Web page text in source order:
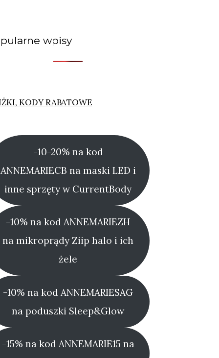
wpisy
KODY RABATOWE
-10-20% na kod
ANNEMARIECB na maski LED i
inne sprzęty w CurrentBody
-10% na kod ANNEMARIEZH
na mikroprądy Ziip halo i ich
żele
-10% na kod ANNEMARIESAG
na poduszki Sleep&Glow
-15% na kod ANNEMARIE15 na